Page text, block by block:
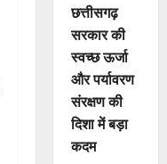
छत्तीसगढ़
सरकार की
स्वच्छ ऊर्जा
और पर्यावरण
संरक्षण की
दिशा में बड़ा
कदम